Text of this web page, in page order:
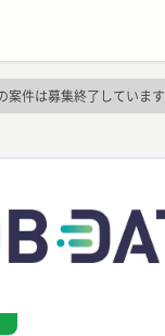
案件は募集終了しています